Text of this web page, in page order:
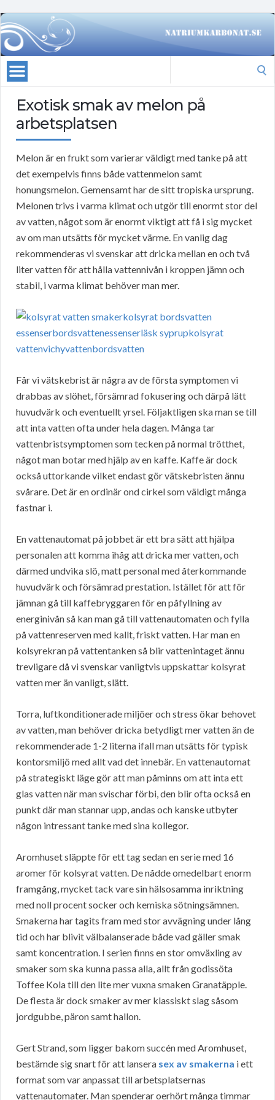
Exotisk smak av melon på
arbetsplatsen
Melon är en frukt som varierar väldigt med tanke på att
det exempelvis finns både vattenmelon samt
honungsmelon. Gemensamt har de sitt tropiska ursprung.
Melonen trivs i varma klimat och utgör till enormt stor del
av vatten, något som är enormt viktigt att få i sig mycket
av om man utsätts för mycket värme. En vanlig dag
rekommenderas vi svenskar att dricka mellan en och två
liter vatten för att hålla vattennivån i kroppen jämn och
stabil, i varma klimat behöver man mer.
Får vi vätskebrist är några av de första symptomen vi
drabbas av slöhet, försämrad fokusering och därpå lätt
huvudvärk och eventuellt yrsel. Följaktligen ska man se till
att inta vatten ofta under hela dagen. Många tar
vattenbristsymptomen som tecken på normal trötthet,
något man botar med hjälp av en kaffe. Kaffe är dock
också uttorkande vilket endast gör vätskebristen ännu
svårare. Det är en ordinär ond cirkel som väldigt många
fastnar i.
En vattenautomat på jobbet är ett bra sätt att hjälpa
personalen att komma ihåg att dricka mer vatten, och
därmed undvika slö, matt personal med återkommande
huvudvärk och försämrad prestation. Istället för att för
jämnan gå till kaffebryggaren för en påfyllning av
energinivån så kan man gå till vattenautomaten och fylla
på vattenreserven med kallt, friskt vatten. Har man en
kolsyrekran på vattentanken så blir vattenintaget ännu
trevligare då vi svenskar vanligtvis uppskattar kolsyrat
vatten mer än vanligt, slätt.
Torra, luftkonditionerade miljöer och stress ökar behovet
av vatten, man behöver dricka betydligt mer vatten än de
rekommenderade 1-2 literna ifall man utsätts för typisk
kontorsmiljö med allt vad det innebär. En vattenautomat
på strategiskt läge gör att man påminns om att inta ett
glas vatten när man svischar förbi, den blir ofta också en
punkt där man stannar upp, andas och kanske utbyter
någon intressant tanke med sina kollegor.
Aromhuset släppte för ett tag sedan en serie med 16
aromer för kolsyrat vatten. De nådde omedelbart enorm
framgång, mycket tack vare sin hälsosamma inriktning
med noll procent socker och kemiska sötningsämnen.
Smakerna har tagits fram med stor avvägning under lång
tid och har blivit välbalanserade både vad gäller smak
samt koncentration. I serien finns en stor omväxling av
smaker som ska kunna passa alla, allt från godissöta
Toffee Kola till den lite mer vuxna smaken Granatäpple.
De flesta är dock smaker av mer klassiskt slag såsom
jordgubbe, päron samt hallon.
Gert Strand, som ligger bakom succén med Aromhuset,
bestämde sig snart för att lansera sex av smakerna i ett
format som var anpassat till arbetsplatsernas
vattenautomater. Man spenderar oerhört många timmar